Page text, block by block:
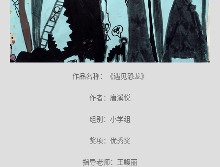
作品名称：《遇见恐龙》
作者：唐溪悦
组别：小学组
奖项：优秀奖
指导老师：王鳗丽